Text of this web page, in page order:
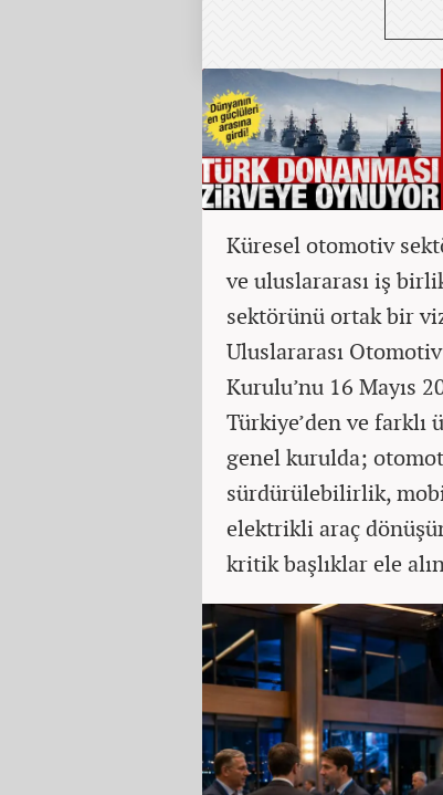
Küresel otomotiv
ve uluslararası iş
sektörünü ortak bir
Uluslararası
Kurulu’nu 16 Mayıs
Türkiye’den ve
genel kurulda;
sürdürülebilirlik,
elektrikli araç
kritik başlıklar ele